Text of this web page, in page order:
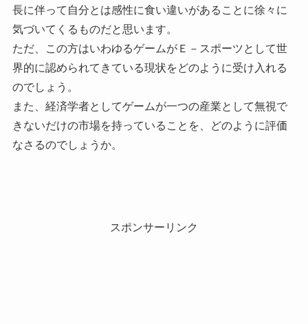
長に伴って自分とは感性に食い違いがあることに徐々に
気づいてくるものだと思います。
ただ、この方はいわゆるゲームがＥ－スポーツとして世
界的に認められてきている現状をどのように受け入れる
のでしょう。
また、経済学者としてゲームが一つの産業として無視で
きないだけの市場を持っていることを、どのように評価
なさるのでしょうか。
スポンサーリンク